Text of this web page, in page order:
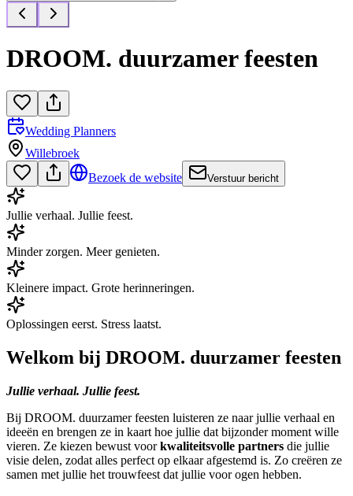
DROOM. duurzamer feesten
Wedding Planners
Willebroek
Bezoek de website
Verstuur bericht
Jullie verhaal. Jullie feest.
Minder zorgen. Meer genieten.
Kleinere impact. Grote herinneringen.
Oplossingen eerst. Stress laatst.
Welkom bij DROOM. duurzamer feesten
Jullie verhaal. Jullie feest.
Bij DROOM. duurzamer feesten luisteren ze naar jullie verhaal en
ideeën en brengen ze in kaart hoe jullie dat bijzonder moment wille
vieren. Ze kiezen bewust voorkwaliteitsvolle partners die jullie
visie delen, zodat alles perfect op elkaar afgestemd is. Zo creëren ze
samen met jullie het trouwfeest dat jullie voor ogen hebben.